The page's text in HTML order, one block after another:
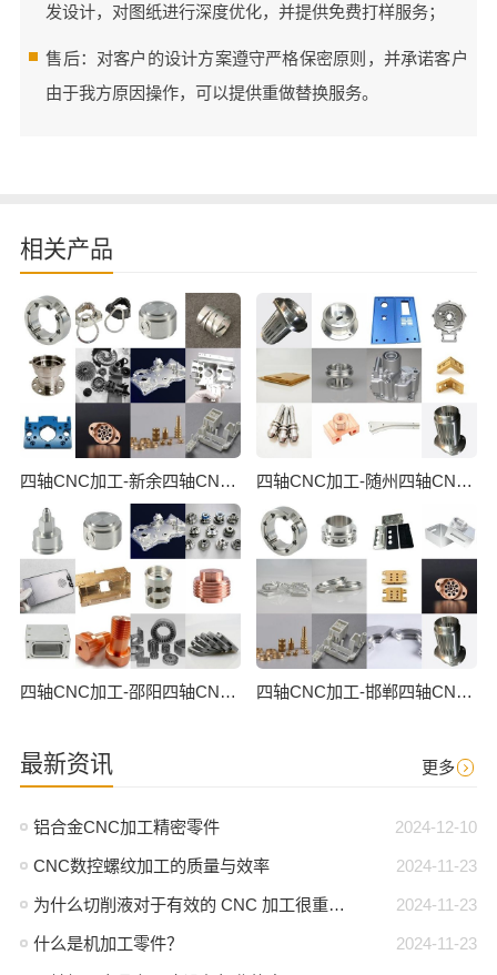
发设计，对图纸进行深度优化，并提供免费打样服务；
售后：对客户的设计方案遵守严格保密原则，并承诺客户
由于我方原因操作，可以提供重做替换服务。
相关产品
四轴CNC加工-新余四轴CNC数控加工 四轴CNC加工-随州四轴CNC数控加工
四轴CNC加工-邵阳四轴CNC数控加工 四轴CNC加工-邯郸四轴CNC数控加工
最新资讯 更多
2024-12-10
铝合金CNC加工精密零件
2024-11-23
CNC数控螺纹加工的质量与效率
2024-11-23
为什么切削液对于有效的 CNC 加工很重要？
2024-11-23
什么是机加工零件？